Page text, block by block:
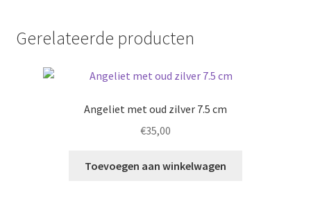
Gerelateerde producten
Angeliet met oud zilver 7.5 cm
€35,00
Toevoegen aan winkelwagen